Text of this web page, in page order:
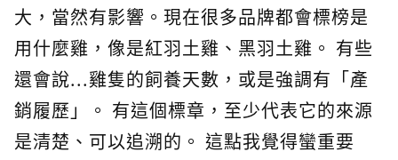
大，當然有影響。現在很多品牌都會標榜是
用什麼雞，像是紅羽土雞、黑羽土雞。 有些
還會說...雞隻的飼養天數，或是強調有「產
銷履歷」。 有這個標章，至少代表它的來源
是清楚、可以追溯的。 這點我覺得蠻重要